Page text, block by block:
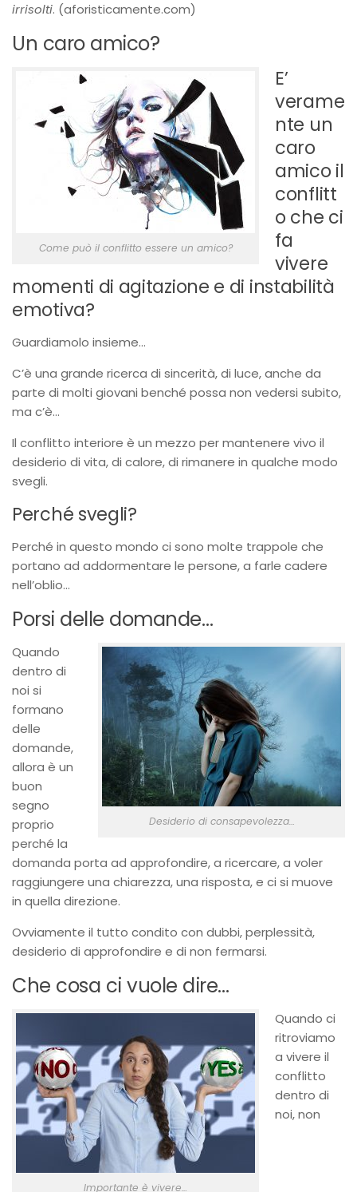
irrisolti. (aforisticamente.com)
Un caro amico?
Come può il conflitto essere un amico?
E’
verame
nte un
caro
amico il
conflitt
o che ci
fa
vivere
momenti di agitazione e di instabilità
emotiva?
Guardiamolo insieme…
C’è una grande ricerca di sincerità, di luce, anche da
parte di molti giovani benché possa non vedersi subito,
ma c’è…
Il conflitto interiore è un mezzo per mantenere vivo il
desiderio di vita, di calore, di rimanere in qualche modo
svegli.
Perché svegli?
Perché in questo mondo ci sono molte trappole che
portano ad addormentare le persone, a farle cadere
nell’oblio…
Porsi delle domande…
Desiderio di consapevolezza…
Quando
dentro di
noi si
formano
delle
domande,
allora è un
buon
segno
proprio
perché la
domanda porta ad approfondire, a ricercare, a voler
raggiungere una chiarezza, una risposta, e ci si muove
in quella direzione.
Ovviamente il tutto condito con dubbi, perplessità,
desiderio di approfondire e di non fermarsi.
Che cosa ci vuole dire…
Importante è vivere…
Quando ci
ritroviamo
a vivere il
conflitto
dentro di
noi, non